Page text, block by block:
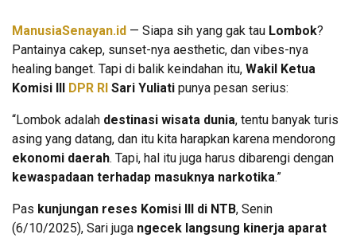
ManusiaSenayan.id — Siapa sih yang gak tau Lombok?
Pantainya cakep, sunset-nya aesthetic, dan vibes-nya
healing banget. Tapi di balik keindahan itu, Wakil Ketua
Komisi III DPR RI Sari Yuliati punya pesan serius:
“Lombok adalah destinasi wisata dunia, tentu banyak turis
asing yang datang, dan itu kita harapkan karena mendorong
ekonomi daerah. Tapi, hal itu juga harus dibarengi dengan
kewaspadaan terhadap masuknya narkotika.”
Pas kunjungan reses Komisi III di NTB, Senin
(6/10/2025), Sari juga ngecek langsung kinerja aparat